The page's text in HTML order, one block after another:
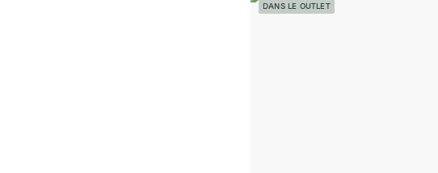
DANS LE OUTLET